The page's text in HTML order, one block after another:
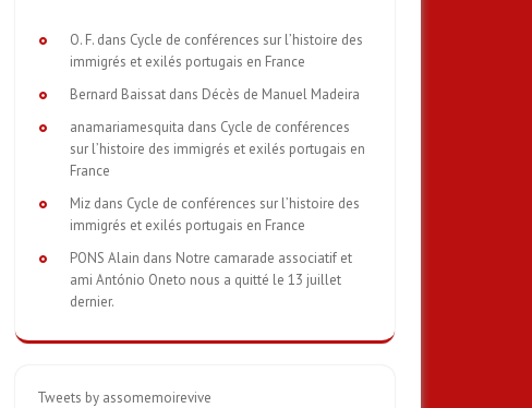
O. F. dans Cycle de conférences sur l’histoire des
immigrés et exilés portugais en France
Bernard Baissat dans Décès de Manuel Madeira
anamariamesquita dans Cycle de conférences
sur l’histoire des immigrés et exilés portugais en
France
Miz dans Cycle de conférences sur l’histoire des
immigrés et exilés portugais en France
PONS Alain dans Notre camarade associatif et
ami António Oneto nous a quitté le 13 juillet
dernier.
Tweets by assomemoirevive